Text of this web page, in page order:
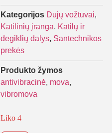
Kategorijos Dujų vožtuvai,
Katilinių įranga, Katilų ir
degiklių dalys, Santechnikos
prekės
Produkto žymos
antivibracinė, mova,
vibromova
Liko 4